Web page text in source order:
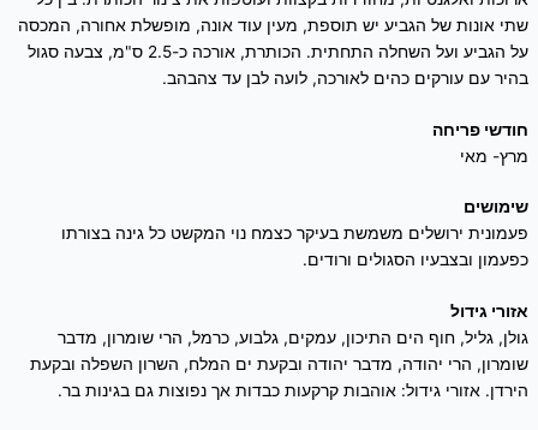
שתי אונות של הגביע יש תוספת, מעין עוד אונה, מופשלת אחורה, המכסה
על הגביע ועל השחלה התחתית. הכותרת, אורכה כ-2.5 ס"מ, צבעה סגול
בהיר עם עורקים כהים לאורכה, לועה לבן עד צהבהב.
חודשי פריחה
מרץ- מאי
שימושים
פעמונית ירושלים משמשת בעיקר כצמח נוי המקשט כל גינה בצורתו
כפעמון ובצבעיו הסגולים ורודים.
אזורי גידול
גולן, גליל, חוף הים התיכון, עמקים, גלבוע, כרמל, הרי שומרון, מדבר
שומרון, הרי יהודה, מדבר יהודה ובקעת ים המלח, השרון השפלה ובקעת
הירדן. אזורי גידול: אוהבות קרקעות כבדות אך נפוצות גם בגינות בר.